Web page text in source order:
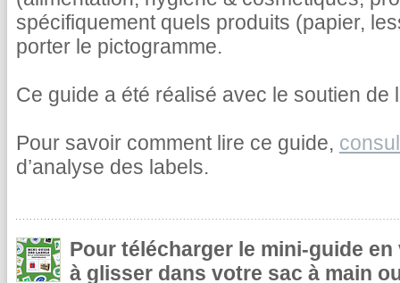
spécifiquement quels produits (papier,
porter le pictogramme.
Ce guide a été réalisé avec le soutien de
Pour savoir comment lire ce guide,
d’analyse des labels.
Pour télécharger le mini-guide
à glisser dans votre sac à main